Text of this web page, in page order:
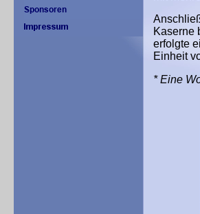
Kaserne
erfolgte
Einheit
* Eine